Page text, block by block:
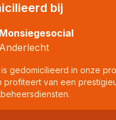
bij
Monsiegesocial
Anderlecht
gedomicilieerd in onze
profiteert van een